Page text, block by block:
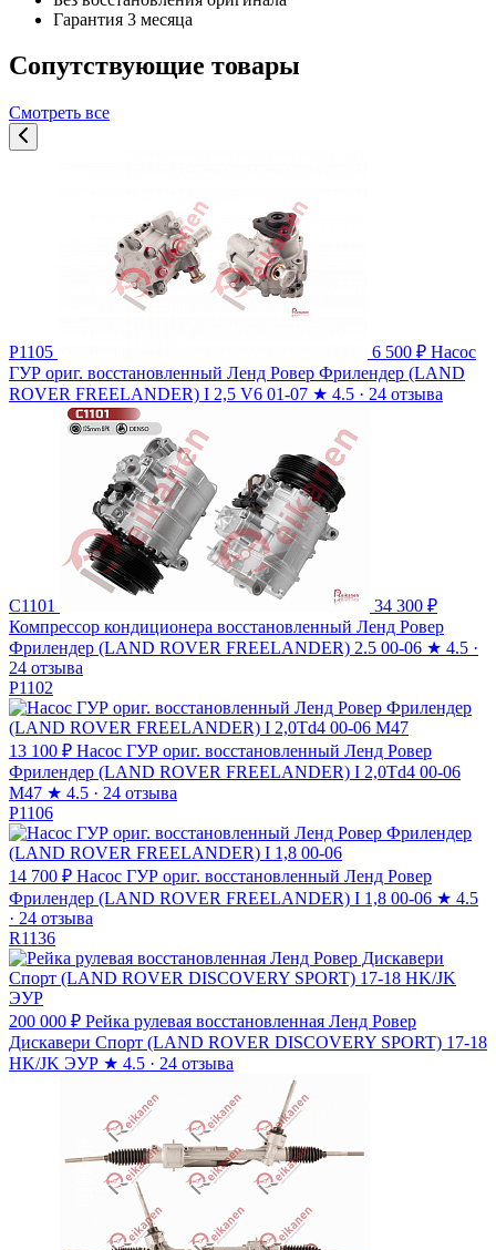
Гарантия 3 месяца
Сопутствующие товары
Смотреть все
P1105 6 500 ₽ Насос
ГУР ориг. восстановленный Ленд Ровер Фрилендер (LAND
ROVER FREELANDER) I 2,5 V6 01-07 ★ 4.5 · 24 отзыва
C1101
34 300 ₽
Компрессор кондиционера восстановленный Ленд Ровер
Фрилендер (LAND ROVER FREELANDER) 2.5 00-06 ★ 4.5 ·
24 отзыва
P1102
13 100 ₽ Насос ГУР ориг. восстановленный Ленд Ровер
Фрилендер (LAND ROVER FREELANDER) I 2,0Td4 00-06
M47 ★ 4.5 · 24 отзыва
P1106
14 700 ₽ Насос ГУР ориг. восстановленный Ленд Ровер
Фрилендер (LAND ROVER FREELANDER) I 1,8 00-06 ★ 4.5
· 24 отзыва
R1136
200 000 ₽ Рейка рулевая восстановленная Ленд Ровер
Дискавери Спорт (LAND ROVER DISCOVERY SPORT) 17-18
HK/JK ЭУР ★ 4.5 · 24 отзыва